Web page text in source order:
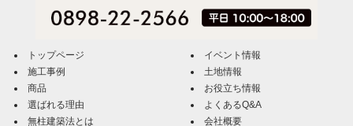
トップページ
施工事例
商品
選ばれる理由
無柱建築法とは
イベント情報
土地情報
お役立ち情報
よくあるQ&A
会社概要